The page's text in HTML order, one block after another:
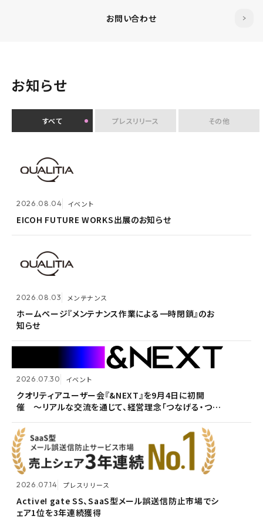
お問い合わせ
お知らせ
すべて プレスリリース その他
2026.08.04 イベント
EICOH FUTURE WORKS出展のお知らせ
2026.08.03 メンテナンス
ホームページ『メンテナンス作業による一時閉鎖』のお
知らせ
2026.07.30 イベント
クオリティアユーザー会『&NEXT』を9月4日に初開
催 〜リアルな交流を通じて、経営理念「つなげる・つな
2026.07.14 プレスリリース
Active! gate SS、SaaS型メール誤送信防止市場でシ
ェア1位を3年連続獲得
2026.07.30
クオリティアユーザー会『&NEXT』を9月4日に初開
催 〜リアルな交流を通じて、経営理念「つなげる・つな
がる想いを未来へつなぐ」を体現〜
Active! gate SS、SaaS型メール誤送信防止市場でシ
ェア1位を3年連続獲得
2026.07.09 自社ウェビナー
<7/30 ウェビナー開催>いまさら聞けないPPAP問題～
2026.06.18 プレスリリース
富山県内7信用金庫、DEEPMailとPOWER EGGの連携
2026.08.03 メンテナンス
ホームページ『メンテナンス作業による一時閉鎖』のお
2026.05.14 メンテナンス
ホームページ『メンテナンス作業による一時閉鎖』のお
2026.05.13 メンテナンス
ホームページ『メンテナンス作業による一時閉鎖』のお
知らせ
お知らせ